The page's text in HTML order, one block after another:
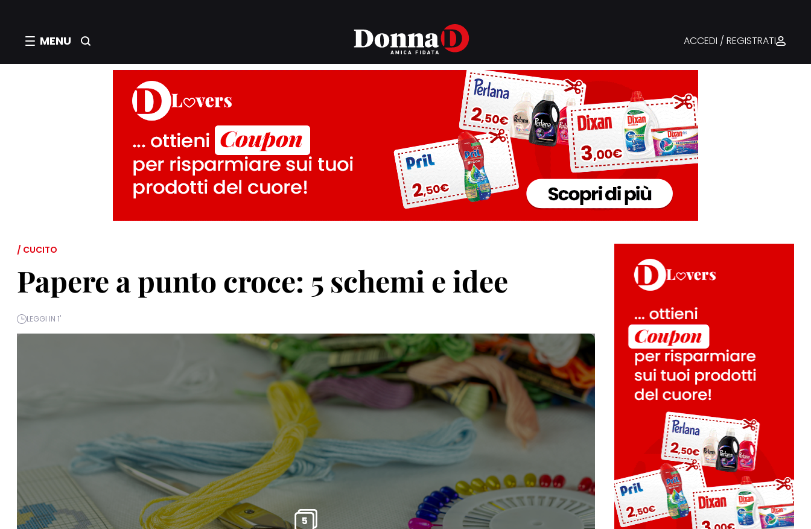
MENU ACCEDI / REGISTRATI
/ CUCITO
Papere a punto croce: 5 schemi e idee
LEGGI IN 1'
5